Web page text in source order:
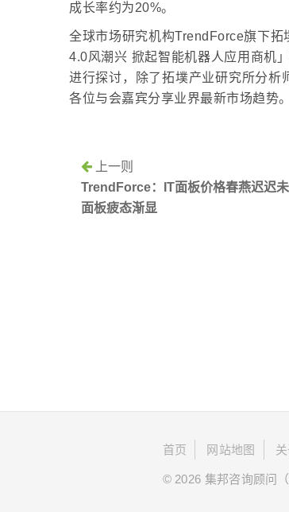
成长率约为20%。
全球市场研究机构TrendForce旗下
4.0风潮兴 掀起智能机器人应用商机
进行探讨，除了拓墣产业研究所分析
各位与会嘉宾分享业界最新市场趋势。
上一则
TrendForce：IT面板价格春燕迟迟
面板疲态渐显
首页 网站地图
© 2026 集邦咨询顾问